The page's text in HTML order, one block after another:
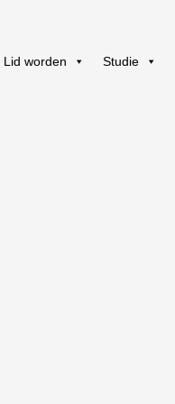
Lid worden Studie